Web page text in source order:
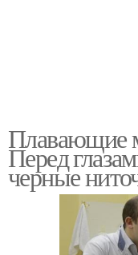
Плавающие
Перед
черные